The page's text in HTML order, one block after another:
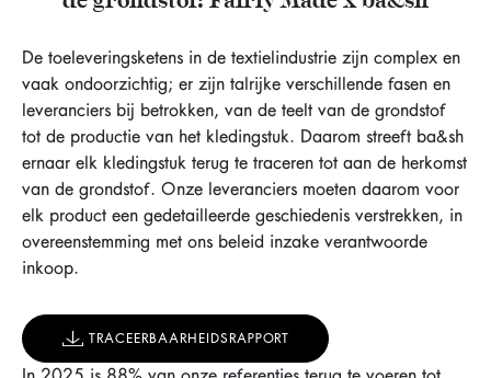
De toeleveringsketens in de textielindustrie zijn complex en
vaak ondoorzichtig; er zijn talrijke verschillende fasen en
leveranciers bij betrokken, van de teelt van de grondstof
tot de productie van het kledingstuk. Daarom streeft ba&sh
ernaar elk kledingstuk terug te traceren tot aan de herkomst
van de grondstof. Onze leveranciers moeten daarom voor
elk product een gedetailleerde geschiedenis verstrekken, in
overeenstemming met ons beleid inzake verantwoorde
inkoop.
TRACEERBAARHEIDSRAPPORT